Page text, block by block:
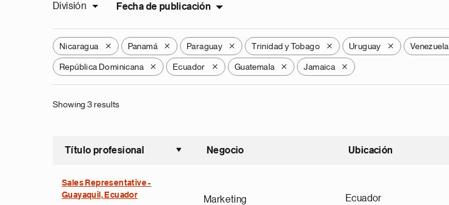
División Fecha de publicación
Nicaragua X Panamá X Paraguay X Trinidad y Tobago X Uruguay X Venezuela
República Dominicana X Ecuador X Guatemala X Jamaica X
Showing 3 results
Título profesional
Ordenar ascendente
Negocio Ubicación
Sales Representative -
Guayaquil, Ecuador
Marketing Ecuador